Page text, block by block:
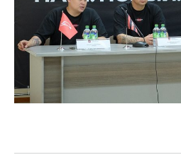
НЕФТЬ
ОПК
ЭНЕРГЕТИКА
ТРАНСПОРТ
УСЛУГИ
МЕДИА
ТЕЛЕКОММУНИКАЦИИ
НОВОСТИ МЕРОПРИЯТИЙ
ВЫЕЗДНАЯ РЕДАКЦИЯ
БИЗНЕС-БРАНЧИ
СПОРТ
НОВОСТИ СПОРТА
ФУТБОЛ
ОБЩЕСТВО
НОВОСТИ ОБЩЕСТВА
ФОТОГАЛЕРЕЯ